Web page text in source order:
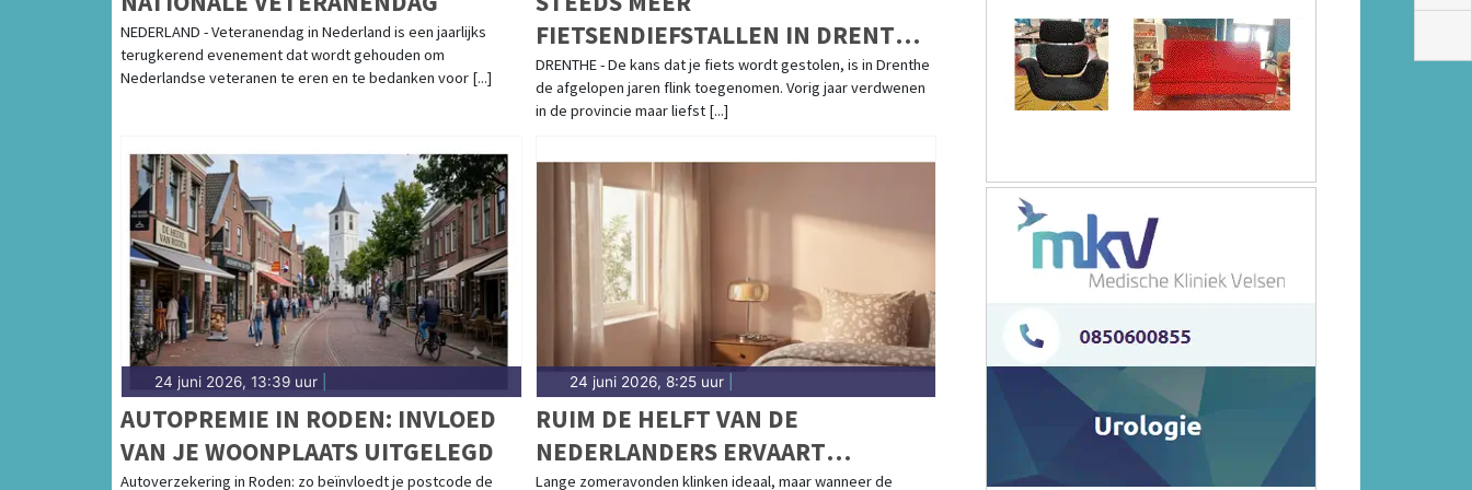
NEDERLAND - Veteranendag in Nederland is een jaarlijks
terugkerend evenement dat wordt gehouden om
Nederlandse veteranen te eren en te bedanken voor [...]
FIETSENDIEFSTALLEN IN DRENTHE:
STIJGING VAN 19,2% IN VIER JAAR
DRENTHE - De kans dat je fiets wordt gestolen, is in Drenthe
de afgelopen jaren flink toegenomen. Vorig jaar verdwenen
in de provincie maar liefst [...]
24 juni 2026, 13:39 uur
AUTOPREMIE IN RODEN: INVLOED
VAN JE WOONPLAATS UITGELEGD
Autoverzekering in Roden: zo beïnvloedt je postcode de
24 juni 2026, 8:25 uur|
RUIM DE HELFT VAN DE
NEDERLANDERS ERVAART
Lange zomeravonden klinken ideaal, maar wanneer de